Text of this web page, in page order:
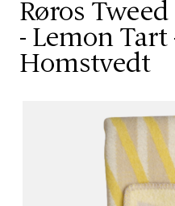
Røros
- Lemon
Homstvedt